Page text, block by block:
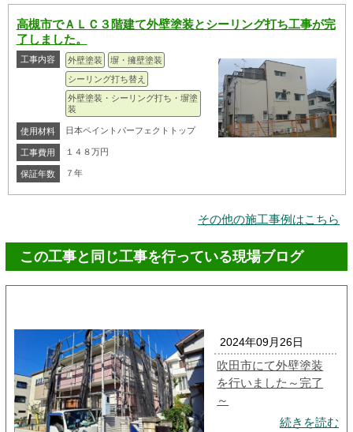
高槻市でＡＬＣ３階建て外壁塗装とシーリング打ち工事が完
了しました。
工事内容 外壁塗装
塀・擁壁塗装
シーリング打ち替え
外壁塗装・シーリング打ち・塀塗
装
使用材料 日本ペイントパーフェクトトップ
工事費用 １４８万円
保証年数 ７年
その他の施工事例はこちら
この工事と同じ工事を行っている現場ブログ
2024年09月26日
吹田市にて外壁塗装
を行いました～完了
～
続きを読む